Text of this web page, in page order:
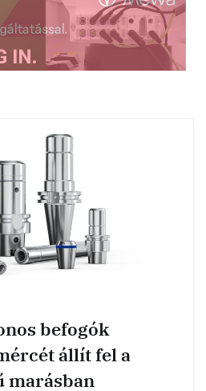
befogók
állít fel a
marásban